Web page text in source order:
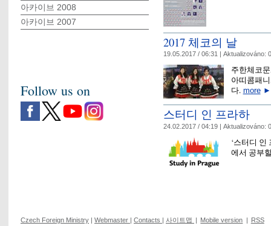
2017 체코의 날
19.05.2017 / 06:31 | Aktualizováno:
주한체코
아띠콤패
다. more►
스터디 인 프라하
24.02.2017 / 04:19 | Aktualizováno:
‘스터디 인
에서 공부
아카이브 2008
아카이브 2007
Follow us on
Czech Foreign Ministry | Webmaster | Contacts | 사이트맵 | Mobile version | RSS